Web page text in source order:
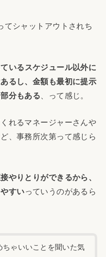
てシャットアウトされち
いるスケジュール以外に
るし、金額も最初に提示
分もある 、って感じ。
れるマネージャーさんや
、事務所次第って感じら
やりとりができるから、
すいっていうのがあるら
ちゃいいことを聞いた気